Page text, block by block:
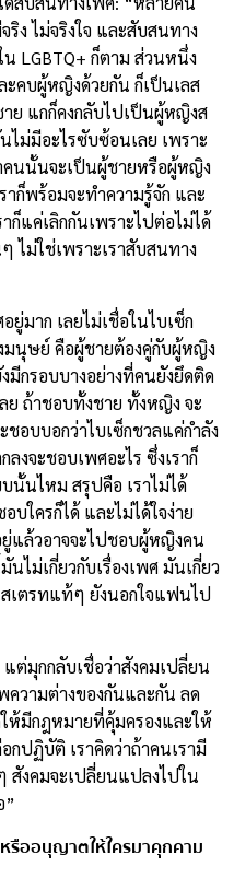
ง ไม่จริงใจ และสับสนทาง
LGBTQ+ ก็ตาม ส่วนหนึ่ง
ะคบผู้หญิงด้วยกัน ก็เป็นเลส
ย แกก็คงกลับไปเป็นผู้หญิงส
ไม่มีอะไรซับซ้อนเลย เพราะ
คนนั้นจะเป็นผู้ชายหรือผู้หญิง
าก็พร้อมจะทำความรู้จัก และ
แค่เลิกกันเพราะไปต่อไม่ได้
ไม่ใช่เพราะเราสับสนทาง
ยู่มาก เลยไม่เชื่อในไบเซ็ก
มนุษย์ คือผู้ชายต้องคู่กับผู้หญิง
กรอบบางอย่างที่คนยังยึดติด
ย ถ้าชอบทั้งชาย ทั้งหญิง จะ
อบบอกว่าไบเซ็กชวลแค่กำลัง
งจะชอบเพศอะไร ซึ่งเราก็
นั้นไหม สรุปคือ เราไม่ได้
บใครก็ได้ และไม่ได้ใจง่าย
แล้วอาจจะไปชอบผู้หญิงคน
ไม่เกี่ยวกับเรื่องเพศ มันเกี่ยว
เตรทแท้ๆ ยังนอกใจแฟนไป
ต่มุกกลับเชื่อว่าสังคมเปลี่ยน
ความต่างของกันและกัน ลด
ห้มีกฎหมายที่คุ้มครองและให้
กปฏิบัติ เราคิดว่าถ้าคนเรามี
สังคมจะเปลี่ยนแปลงไปใน
”
รืออนุญาตให้ใครมาคุกคาม